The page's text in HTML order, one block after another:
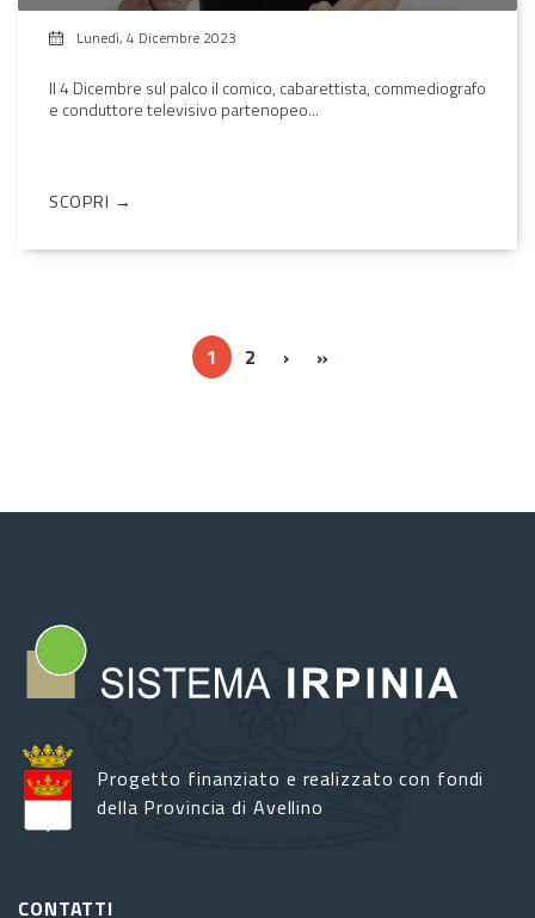
Lunedì, 4 Dicembre 2023
Il 4 Dicembre sul palco il comico, cabarettista, commediografo
e conduttore televisivo partenopeo...
SCOPRI →
1 2 ››› »
Progetto finanziato e realizzato con fondi
della Provincia di Avellino
CONTATTI